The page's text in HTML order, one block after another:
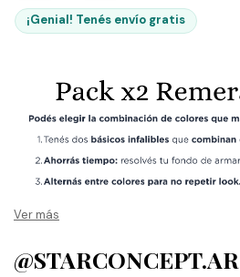
¡Genial! Tenés envío gratis
Ver más
@STARCONCEPT.AR